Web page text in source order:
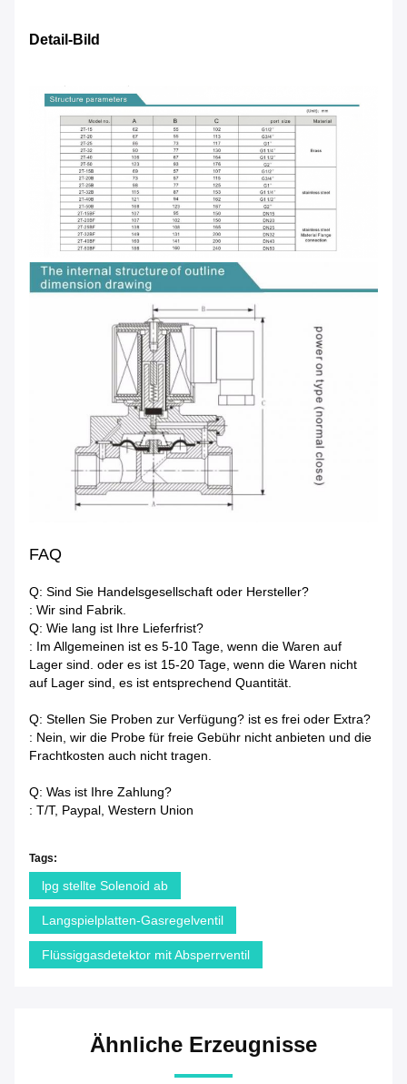
Detail-Bild
FAQ
Q: Sind Sie Handelsgesellschaft oder Hersteller?
: Wir sind Fabrik.
Q: Wie lang ist Ihre Lieferfrist?
: Im Allgemeinen ist es 5-10 Tage, wenn die Waren auf
Lager sind. oder es ist 15-20 Tage, wenn die Waren nicht
auf Lager sind, es ist entsprechend Quantität.
Q: Stellen Sie Proben zur Verfügung? ist es frei oder Extra?
: Nein, wir die Probe für freie Gebühr nicht anbieten und die
Frachtkosten auch nicht tragen.
Q: Was ist Ihre Zahlung?
: T/T, Paypal, Western Union
Tags:
lpg stellte Solenoid ab
Langspielplatten-Gasregelventil
Flüssiggasdetektor mit Absperrventil
Ähnliche Erzeugnisse